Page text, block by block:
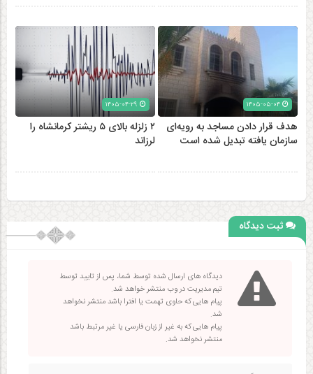
۱۴۰۵-۰۵-۰۴
هدف قرار دادن مساجد به رویه‌ای
سازمان‌ یافته تبدیل شده است
۲ زلزله‌ بالای ۵ ریشتر کرمانشاه را
لرزاند
ثبت دیدگاه
دیدگاه های ارسال شده توسط شما، پس از تایید توسط
تیم مدیریت در وب منتشر خواهد شد.
پیام هایی که حاوی تهمت یا افترا باشد منتشر نخواهد
شد.
پیام هایی که به غیر از زبان فارسی یا غیر مرتبط باشد
منتشر نخواهد شد.